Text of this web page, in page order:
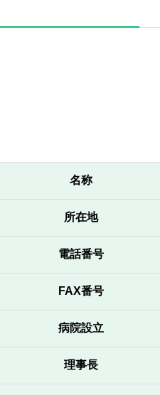
名称
所在地
電話番号
FAX番号
病院設立
理事長